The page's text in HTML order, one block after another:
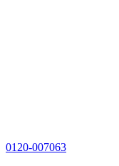
0120-007063